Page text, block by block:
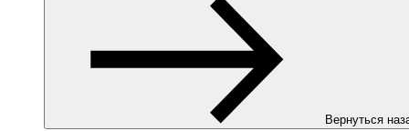
Вернуться